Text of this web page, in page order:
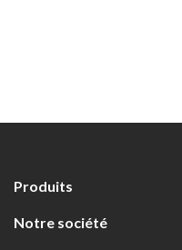
Produits
Notre société